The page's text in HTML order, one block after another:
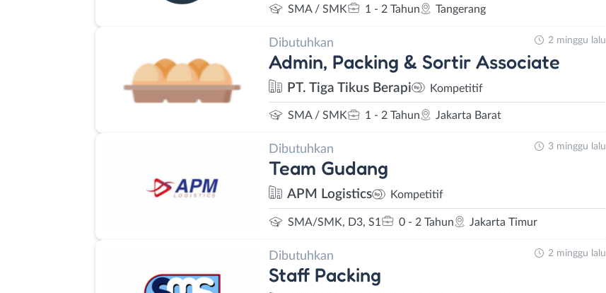
SMA / SMK 1 - 2 Tahun Tangerang
Dibutuhkan
Admin, Packing & Sortir Associate
PT. Tiga Tikus Berapi Kompetitif
SMA / SMK 1 - 2 Tahun Jakarta Barat
2 minggu lalu
Dibutuhkan
Team Gudang
APM Logistics Kompetitif
SMA/SMK, D3, S1 0 - 2 Tahun Jakarta Timur
3 minggu lalu
Dibutuhkan
Staff Packing
2 minggu lalu